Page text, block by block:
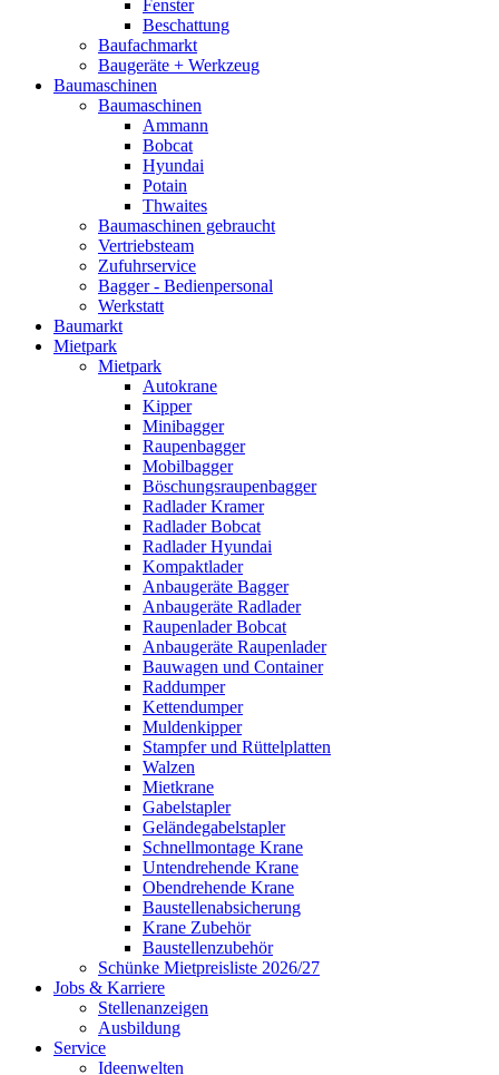
Fenster
Beschattung
Baufachmarkt
Baugeräte + Werkzeug
Baumaschinen
Baumaschinen
Ammann
Bobcat
Hyundai
Potain
Thwaites
Baumaschinen gebraucht
Vertriebsteam
Zufuhrservice
Bagger - Bedienpersonal
Werkstatt
Baumarkt
Mietpark
Mietpark
Autokrane
Kipper
Minibagger
Raupenbagger
Mobilbagger
Böschungsraupenbagger
Radlader Kramer
Radlader Bobcat
Radlader Hyundai
Kompaktlader
Anbaugeräte Bagger
Anbaugeräte Radlader
Raupenlader Bobcat
Anbaugeräte Raupenlader
Bauwagen und Container
Raddumper
Kettendumper
Muldenkipper
Stampfer und Rüttelplatten
Walzen
Mietkrane
Gabelstapler
Geländegabelstapler
Schnellmontage Krane
Untendrehende Krane
Obendrehende Krane
Baustellenabsicherung
Krane Zubehör
Baustellenzubehör
Schünke Mietpreisliste 2026/27
Jobs & Karriere
Stellenanzeigen
Ausbildung
Service
Ideenwelten